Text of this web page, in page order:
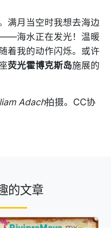
满月当空时我想去海边
海水正在发光！温暖
着我的动作闪烁。或许
荧光霍博克斯岛施展的
Adach拍摄。CC协
的文章